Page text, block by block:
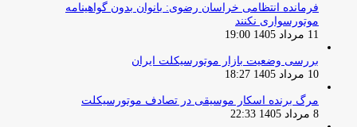
فرمانده انتظامی خراسان رضوی: بانوان بدون گواهینامه
موتورسواری نکنند
11 مرداد 1405 19:00
بررسی وضعیت بازار موتورسیکلت ایران
10 مرداد 1405 18:27
مرگ برنده اسکار موسیقی در تصادف موتورسیکلت
8 مرداد 1405 22:33